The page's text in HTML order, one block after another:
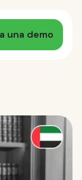
una demo